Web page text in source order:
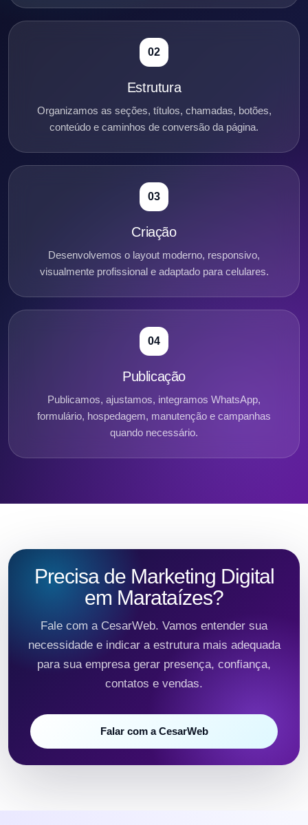
02
Estrutura
Organizamos as seções, títulos, chamadas, botões,
conteúdo e caminhos de conversão da página.
03
Criação
Desenvolvemos o layout moderno, responsivo,
visualmente profissional e adaptado para celulares.
04
Publicação
Publicamos, ajustamos, integramos WhatsApp,
formulário, hospedagem, manutenção e campanhas
quando necessário.
Precisa de Marketing Digital
em Marataízes?
Fale com a CesarWeb. Vamos entender sua
necessidade e indicar a estrutura mais adequada
para sua empresa gerar presença, confiança,
contatos e vendas.
Falar com a CesarWeb